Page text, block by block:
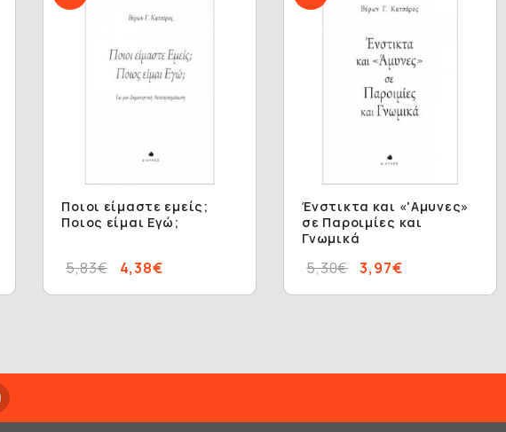
Ποιοι είμαστε εμείς;
Ποιος είμαι Εγώ;
4,38€
5,83€
Ένστικτα και «'Aμυνες»
σε Παροιμίες και
Γνωμικά
3,97€
5,30€